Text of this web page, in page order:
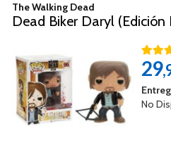
The Walking Dead
Dead Biker Daryl (Edición
29
No